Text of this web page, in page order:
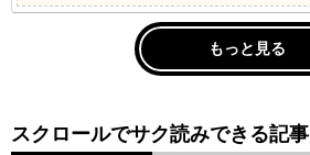
もっと見る
スクロールでサク読みできる記事